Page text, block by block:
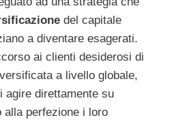
del capitale
a diventare esagerati.
ai clienti desiderosi di
a livello globale,
agire direttamente su
alla perfezione i loro